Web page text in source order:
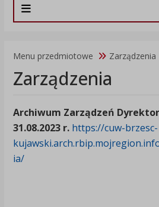
Menu przedmiotowe Zarządzenia
Zarządzenia
Archiwum Zarządzeń
31.08.2023 r. https://cuw-brzesc-
ia/